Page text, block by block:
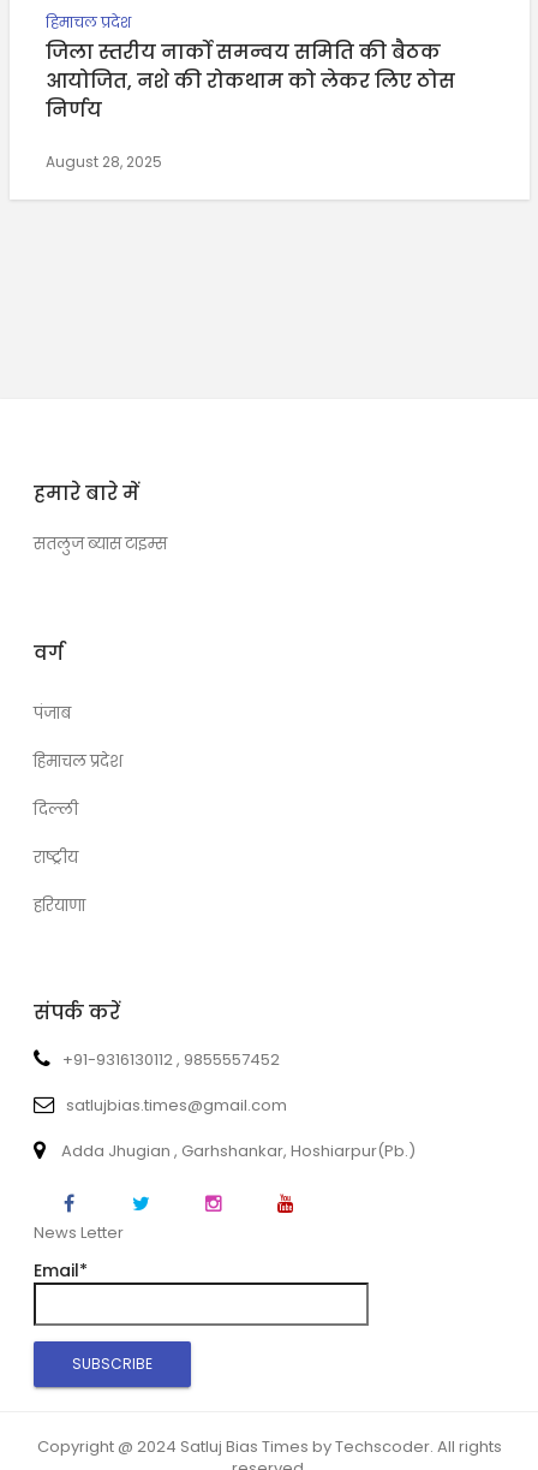
हिमाचल प्रदेश
जिला स्तरीय नार्को समन्वय समिति की बैठक
आयोजित, नशे की रोकथाम को लेकर लिए ठोस
निर्णय
August 28, 2025
हमारे बारे में
सतलुज ब्यास टाइम्स
वर्ग
पंजाब
हिमाचल प्रदेश
दिल्ली
राष्ट्रीय
हरियाणा
संपर्क करें
+91-9316130112 , 9855557452
satlujbias.times@gmail.com
Adda Jhugian , Garhshankar, Hoshiarpur(Pb.)
News Letter
Email*
Copyright @ 2024 Satluj Bias Times by Techscoder. All rights